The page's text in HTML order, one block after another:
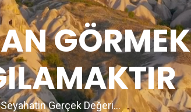
Seyahatin Gerçek Değeri...